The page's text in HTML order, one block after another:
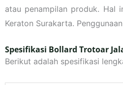
atau penampilan produk. Hal
Keraton Surakarta.
Spesifikasi Bollard Trotoar
Berikut adalah spesifikasi